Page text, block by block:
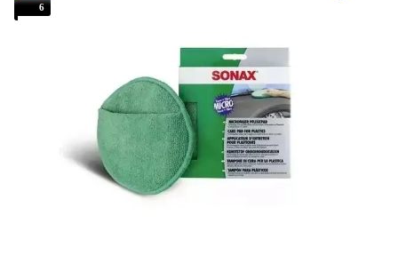
6